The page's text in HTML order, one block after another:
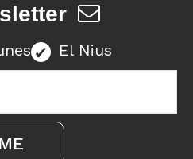
El Nius